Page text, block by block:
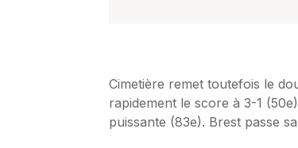
Cimetière remet toutefois le
rapidement le score à 3-1
puissante (83e). Brest passe